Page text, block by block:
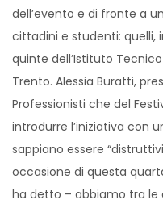
dell’evento e di fronte a
cittadini e studenti: quelli,
quinte dell’Istituto
Trento. Alessia Buratti,
Professionisti che del
introdurre l’iniziativa con
sappiano essere
occasione di questa
ha detto – abbiamo tra le